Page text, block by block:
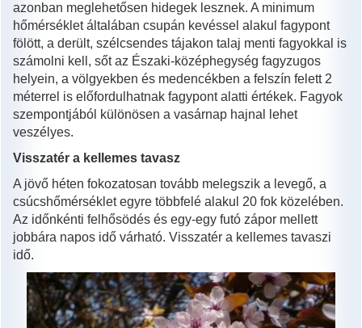
azonban meglehetősen hidegek lesznek. A minimum
hőmérséklet általában csupán kevéssel alakul fagypont
fölött, a derült, szélcsendes tájakon talaj menti fagyokkal is
számolni kell, sőt az Északi-középhegység fagyzugos
helyein, a völgyekben és medencékben a felszín felett 2
méterrel is előfordulhatnak fagypont alatti értékek. Fagyok
szempontjából különösen a vasárnap hajnal lehet
veszélyes.
Visszatér a kellemes tavasz
A jövő héten fokozatosan tovább melegszik a levegő, a
csúcshőmérséklet egyre többfelé alakul 20 fok közelében.
Az időnkénti felhősödés és egy-egy futó zápor mellett
jobbára napos idő várható. Visszatér a kellemes tavaszi
idő.